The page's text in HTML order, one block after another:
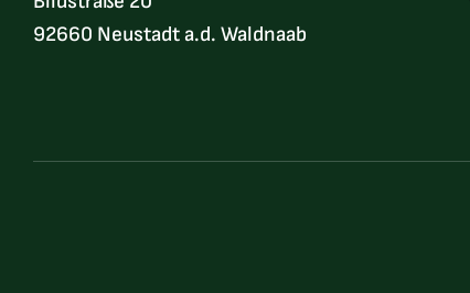
92660 Neustadt a.d. Waldnaab